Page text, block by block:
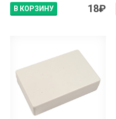
В КОРЗИНУ 18₽